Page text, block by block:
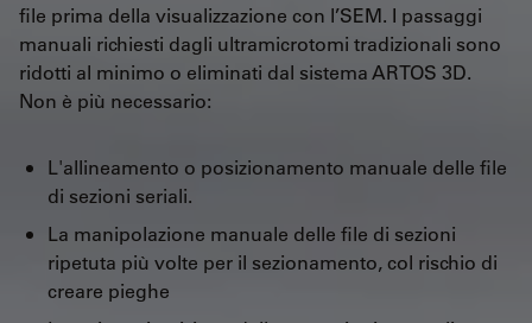
file prima della visualizzazione con l’SEM. I passaggi
manuali richiesti dagli ultramicrotomi tradizionali sono
ridotti al minimo o eliminati dal sistema ARTOS 3D.
Non è più necessario:
L'allineamento o posizionamento manuale delle file
di sezioni seriali.
La manipolazione manuale delle file di sezioni
ripetuta più volte per il sezionamento, col rischio di
creare pieghe